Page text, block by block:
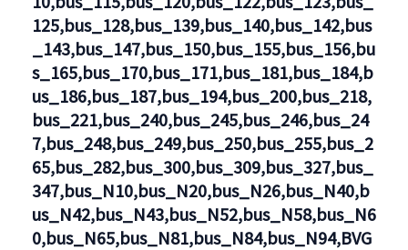
125,bus_128,bus_139,bus_140,bus_142,bus
_143,bus_147,bus_150,bus_155,bus_156,bu
s_165,bus_170,bus_171,bus_181,bus_184,b
us_186,bus_187,bus_194,bus_200,bus_218,
bus_221,bus_240,bus_245,bus_246,bus_24
7,bus_248,bus_249,bus_250,bus_255,bus_2
65,bus_282,bus_300,bus_309,bus_327,bus_
347,bus_N10,bus_N20,bus_N26,bus_N40,b
us_N42,bus_N43,bus_N52,bus_N58,bus_N6
0,bus_N65,bus_N81,bus_N84,bus_N94,BVG